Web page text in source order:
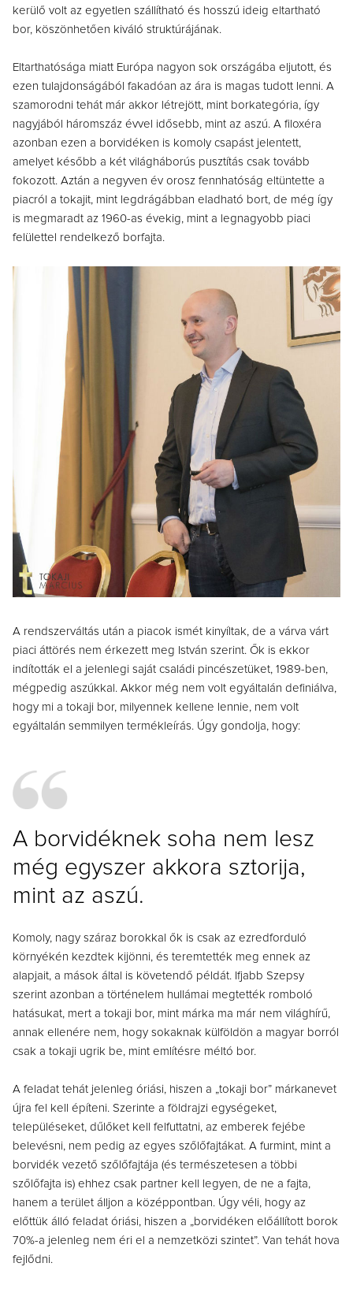
kerülő volt az egyetlen szállítható és hosszú ideig eltartható
bor, köszönhetően kiváló struktúrájának.
Eltarthatósága miatt Európa nagyon sok országába eljutott, és
ezen tulajdonságából fakadóan az ára is magas tudott lenni. A
szamorodni tehát már akkor létrejött, mint borkategória, így
nagyjából háromszáz évvel idősebb, mint az aszú. A filoxéra
azonban ezen a borvidéken is komoly csapást jelentett,
amelyet később a két világháborús pusztítás csak tovább
fokozott. Aztán a negyven év orosz fennhatóság eltüntette a
piacról a tokajit, mint legdrágábban eladható bort, de még így
is megmaradt az 1960-as évekig, mint a legnagyobb piaci
felülettel rendelkező borfajta.
A rendszerváltás után a piacok ismét kinyíltak, de a várva várt
piaci áttörés nem érkezett meg István szerint. Ők is ekkor
indították el a jelenlegi saját családi pincészetüket, 1989-ben,
mégpedig aszúkkal. Akkor még nem volt egyáltalán definiálva,
hogy mi a tokaji bor, milyennek kellene lennie, nem volt
egyáltalán semmilyen termékleírás. Úgy gondolja, hogy:
A borvidéknek soha nem lesz
még egyszer akkora sztorija,
mint az aszú.
Komoly, nagy száraz borokkal ők is csak az ezredforduló
környékén kezdtek kijönni, és teremtették meg ennek az
alapjait, a mások által is követendő példát. Ifjabb Szepsy
szerint azonban a történelem hullámai megtették romboló
hatásukat, mert a tokaji bor, mint márka ma már nem világhírű,
annak ellenére nem, hogy sokaknak külföldön a magyar borról
csak a tokaji ugrik be, mint említésre méltó bor.
A feladat tehát jelenleg óriási, hiszen a „tokaji bor” márkanevet
újra fel kell építeni. Szerinte a földrajzi egységeket,
településeket, dűlőket kell felfuttatni, az emberek fejébe
belevésni, nem pedig az egyes szőlőfajtákat. A furmint, mint a
borvidék vezető szőlőfajtája (és természetesen a többi
szőlőfajta is) ehhez csak partner kell legyen, de ne a fajta,
hanem a terület álljon a középpontban. Úgy véli, hogy az
előttük álló feladat óriási, hiszen a „borvidéken előállított borok
70%-a jelenleg nem éri el a nemzetközi szintet”. Van tehát hova
fejlődni.